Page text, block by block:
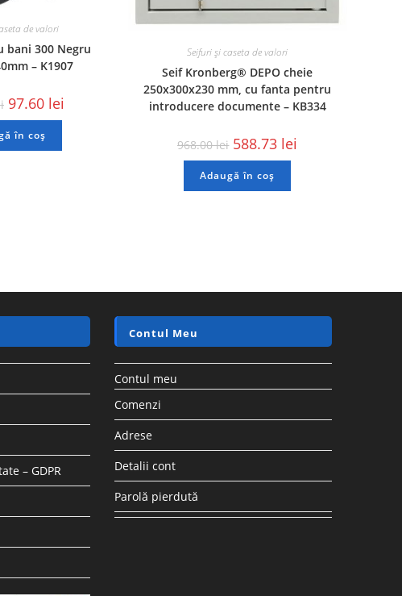
de valori
bani 300 Negru
– K1907
97.60 lei
în coș
Seifuri și caseta de valori
Seif Kronberg® DEPO cheie
250x300x230 mm, cu fanta pentru
introducere documente – KB334
968.00lei 588.73 lei
Adaugă în coș
– GDPR
Contul Meu
Contul meu
Comenzi
Adrese
Detalii cont
Parolă pierdută